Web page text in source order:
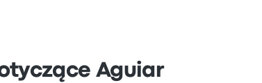
Aguiar